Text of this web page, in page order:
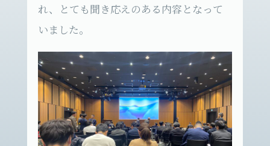
れ、とても聞き応えのある内容となって
いました。